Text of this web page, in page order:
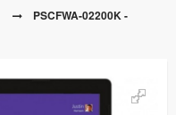
PSCFWA-02200K -